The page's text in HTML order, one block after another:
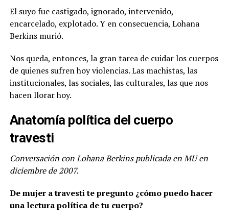
El suyo fue castigado, ignorado, intervenido,
encarcelado, explotado. Y en consecuencia, Lohana
Berkins murió.
Nos queda, entonces, la gran tarea de cuidar los cuerpos
de quienes sufren hoy violencias. Las machistas, las
institucionales, las sociales, las culturales, las que nos
hacen llorar hoy.
Anatomía política del cuerpo
travesti
Conversación con Lohana Berkins publicada en MU en
diciembre de 2007.
De mujer a travesti te pregunto ¿cómo puedo hacer
una lectura política de tu cuerpo?